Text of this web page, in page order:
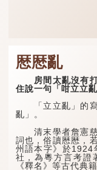
厯厯亂
房間太亂沒有打
住說一句「咁立立亂
「立立亂」的寫
亂」。
清末學者詹憲慈
詞也，俗讀厯厯，
州語本字》於1924
社，為粵方言考證
《釋名》等古代典